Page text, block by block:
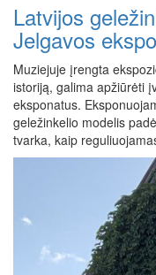
Latvijos
Jelgavos
Muziejuje įrengta
istoriją, galima apžiūrėti
eksponatus.
geležinkelio modelis
tvarka, kaip